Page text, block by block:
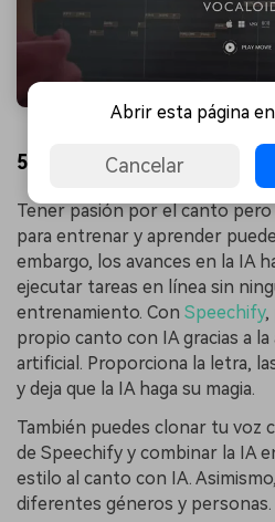
5. Speechify
Tener pasión por el canto
para entrenar y aprender
embargo, los avances en la IA
ejecutar tareas en línea sin
entrenamiento. Con Speechify,
propio canto con IA gracias a la
artificial. Proporciona la letra,
y deja que la IA haga su magia.
También puedes clonar tu voz
de Speechify y combinar la IA
estilo al canto con IA.
diferentes géneros y personas.
Abrir esta página
Cancelar